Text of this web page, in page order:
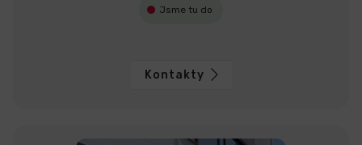
Jsme tu do
Kontakty